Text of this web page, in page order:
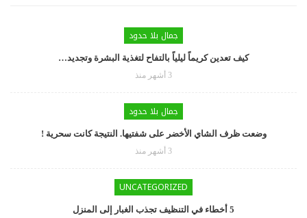
جمال بلا حدود
كيف تعدين كريماً ليلياً بالتفاح لتغذية البشرة وتجديد…
3 أشهر منذ
جمال بلا حدود
وضعت ظرف الشاي الأخضر على شفتيها. النتيجة كانت سحرية !
3 أشهر منذ
UNCATEGORIZED
5 أخطاء في التنظيف تجذب الغبار إلى المنزل